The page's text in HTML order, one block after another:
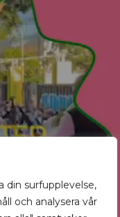
din surfupplevelse,
och analysera vår